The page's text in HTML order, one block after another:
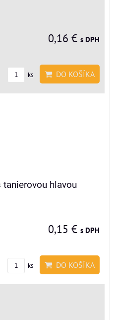
0,16 € s DPH
ks DO KOŠÍKA
hlavou
0,15 € s DPH
ks DO KOŠÍKA